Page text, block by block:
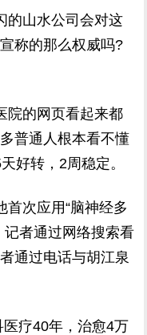
的山水公司会对这
称的那么权威吗?
院的网页看起来都
普通人根本看不懂
好转，2周稳定。
次应用“脑神经多
记者通过网络搜索看
通过电话与胡江泉
疗40年，治愈4万